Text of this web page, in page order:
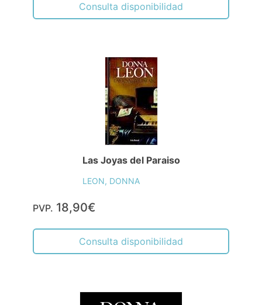
Consulta disponibilidad
Las Joyas del Paraiso
LEON, DONNA
PVP. 18,90€
Consulta disponibilidad